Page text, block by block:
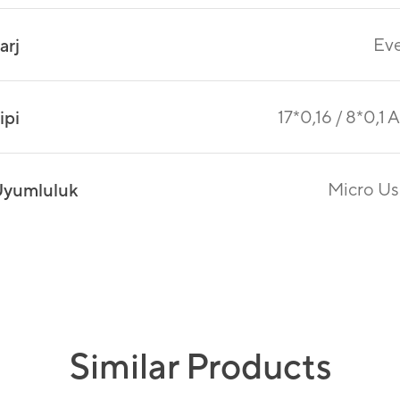
17*0,16 / 8*0,1
Micro
Similar Products